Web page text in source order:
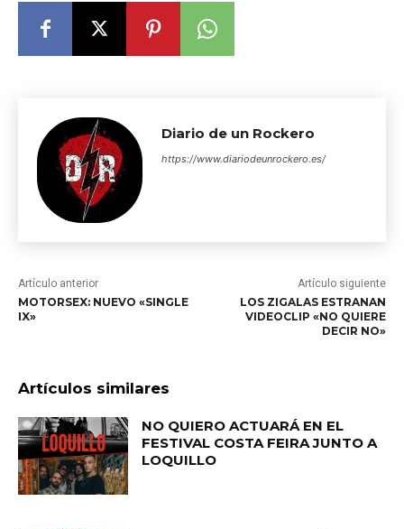
Diario de un Rockero
https://www.diariodeunrockero.es/
Artículo anterior
MOTORSEX: NUEVO «SINGLE
IX»
Artículo siguiente
LOS ZIGALAS ESTRANAN
VIDEOCLIP «NO QUIERE
DECIR NO»
Artículos similares
NO QUIERO ACTUARÁ EN EL
FESTIVAL COSTA FEIRA JUNTO A
LOQUILLO